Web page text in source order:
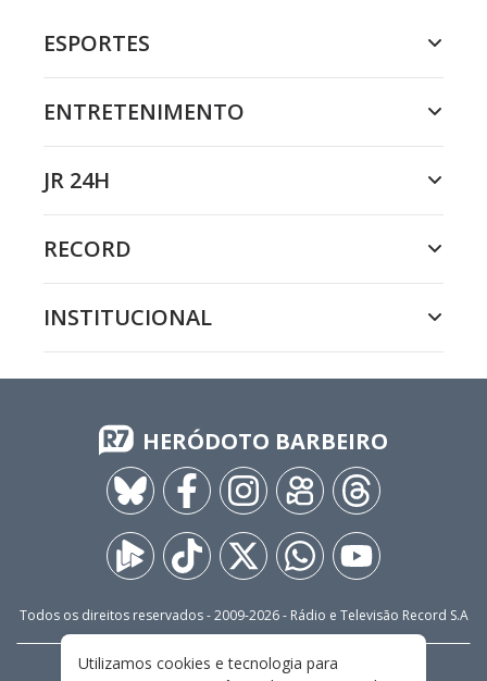
ESPORTES
ENTRETENIMENTO
JR 24H
RECORD
INSTITUCIONAL
HERÓDOTO BARBEIRO
Todos os direitos reservados - 2009-2026- Rádio e Televisão Record S.A
FALE CONOSCO PRIVACIDADE
Utilizamos cookies e tecnologia para